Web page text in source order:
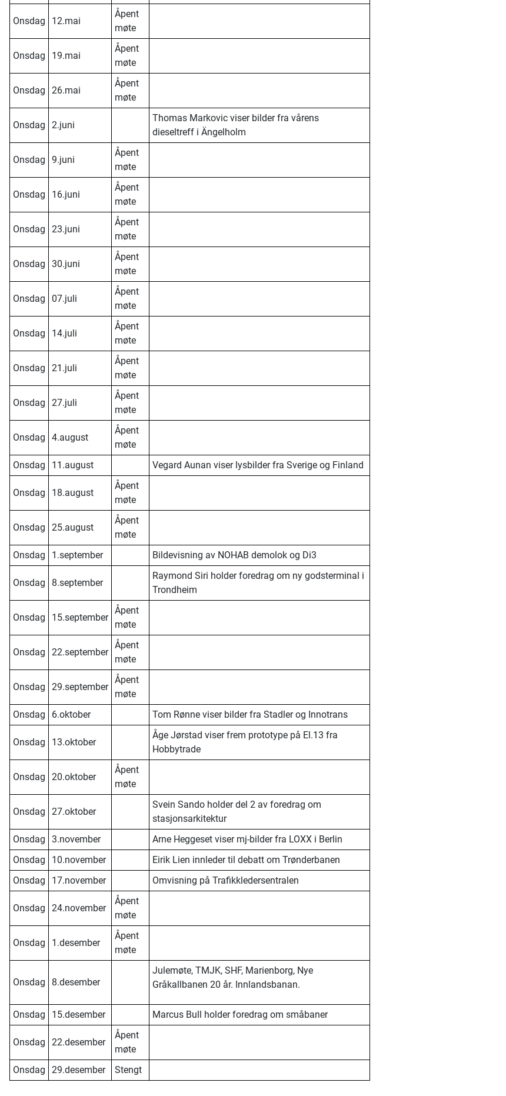
Onsdag 12.mai
Åpent
møte
Onsdag 19.mai
Åpent
møte
Onsdag 26.mai
Åpent
møte
Onsdag 2.juni
Thomas Markovic viser bilder fra vårens
dieseltreff i Ängelholm
Onsdag 9.juni
Åpent
møte
Onsdag 16.juni
Åpent
møte
Onsdag 23.juni
Åpent
møte
Onsdag 30.juni
Åpent
møte
Onsdag 07.juli
Åpent
møte
Onsdag 14.juli
Åpent
møte
Onsdag 21.juli
Åpent
møte
Onsdag 27.juli
Åpent
møte
Onsdag 4.august
Åpent
møte
Onsdag
11.august Vegard Aunan viser lysbilder fra Sverige og Finland
Onsdag 18.august
Åpent
møte
Onsdag 25.august
Åpent
møte
Onsdag
1.september Bildevisning av NOHAB demolok og Di3
Onsdag 8.september
Raymond Siri holder foredrag om ny godsterminal i
Trondheim
Onsdag 15.september
Åpent
møte
Onsdag 22.september
Åpent
møte
Onsdag 29.september
Åpent
møte
Onsdag
6.oktober Tom Rønne viser bilder fra Stadler og Innotrans
Onsdag 13.oktober
Åge Jørstad viser frem prototype på El.13 fra
Hobbytrade
Onsdag 20.oktober
Åpent
møte
Onsdag 27.oktober
Svein Sando holder del 2 av foredrag om
stasjonsarkitektur
Onsdag
3.november
Arne Heggeset viser mj-bilder fra LOXX i Berlin
Onsdag
10.november
Eirik Lien innleder til debatt om Trønderbanen
Onsdag
17.november Omvisning på Trafikkledersentralen
Onsdag 24.november
Åpent
møte
Onsdag 1.desember
Åpent
møte
Onsdag 8.desember
Julemøte, TMJK, SHF, Marienborg, Nye
Gråkallbanen 20 år. Innlandsbanan.
Onsdag 15.desember Marcus Bull holder foredrag om småbaner
Onsdag 22.desember
Åpent
møte
Onsdag
29.desember Stengt